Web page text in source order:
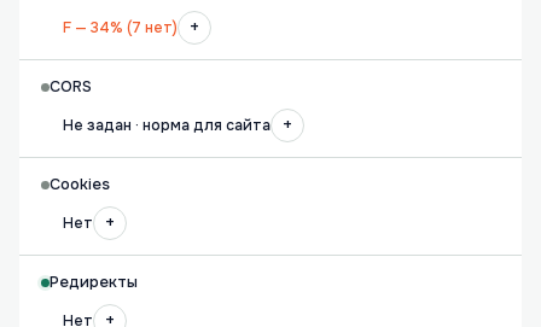
F — 34% (7 нет)
+
CORS
Не задан · норма для сайта
+
Cookies
Нет
+
Редиректы
Нет
+